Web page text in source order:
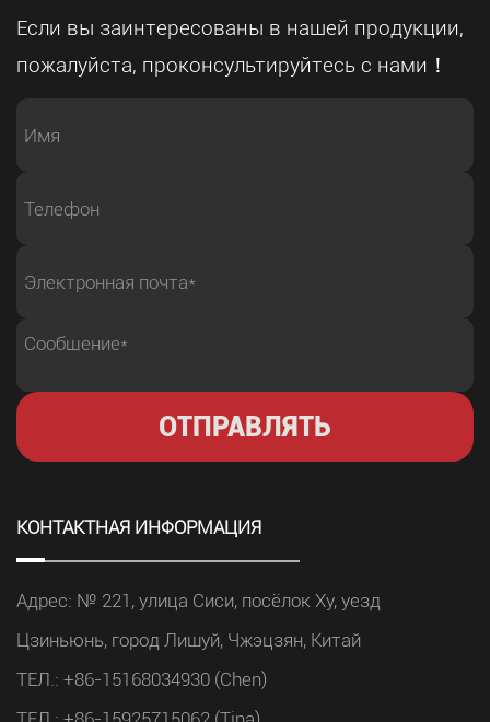
Если вы заинтересованы в нашей продукции,
пожалуйста, проконсультируйтесь с нами！
КОНТАКТНАЯ ИНФОРМАЦИЯ
Адрес: № 221, улица Сиси, посёлок Ху, уезд
Цзиньюнь, город Лишуй, Чжэцзян, Китай
ТЕЛ.: +86-15168034930 (Chen)